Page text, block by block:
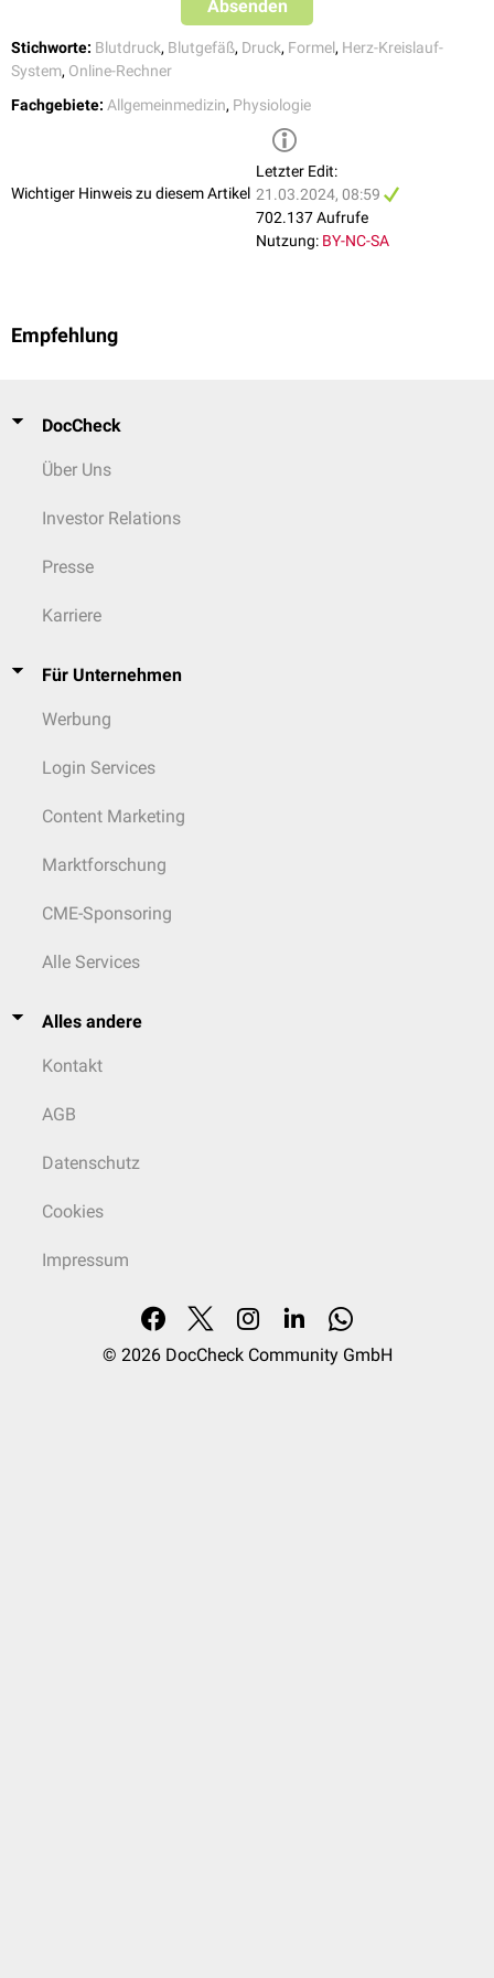
Absenden
Stichworte: Blutdruck, Blutgefäß, Druck, Formel, Herz-Kreislauf-
System, Online-Rechner
Fachgebiete: Allgemeinmedizin, Physiologie
Wichtiger Hinweis zu diesem Artikel
Letzter Edit:
21.03.2024, 08:59
702.137 Aufrufe
Nutzung: BY-NC-SA
Empfehlung
DocCheck
Über Uns
Investor Relations
Presse
Karriere
Für Unternehmen
Werbung
Login Services
Content Marketing
Marktforschung
CME-Sponsoring
Alle Services
Alles andere
Kontakt
AGB
Datenschutz
Cookies
Impressum
© 2026 DocCheck Community GmbH